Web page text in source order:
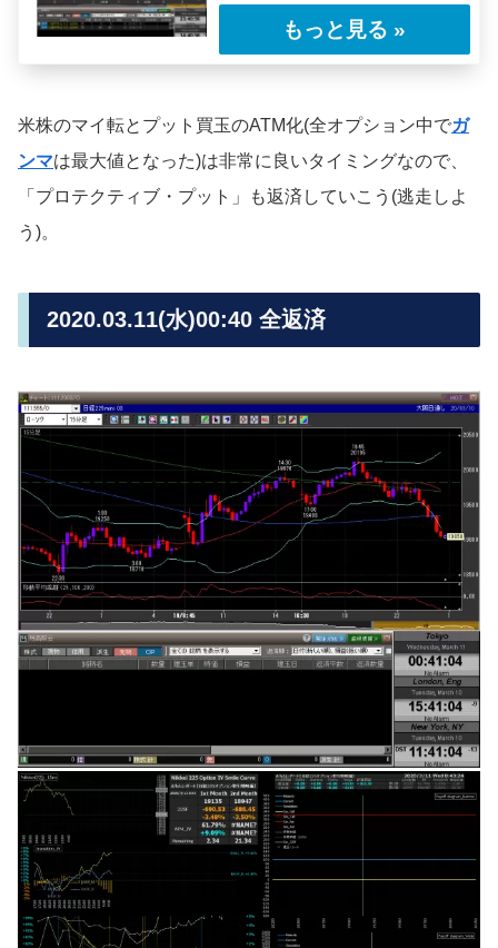
トレード」ではなく、「ガンマ・トレード」と
米株のマイ転とプット買玉のATM化(全オプション中でガ
ンマは最大値となった)は非常に良いタイミングなので、
「プロテクティブ・プット」も返済していこう(逃走しよ
う)。
2020.03.11(水)00:40 全返済